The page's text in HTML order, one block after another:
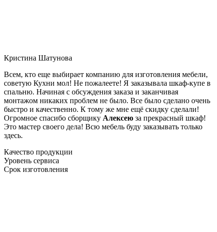
Кристина Шатунова
Всем, кто еще выбирает компанию для изготовления мебели,
советую Кухни мол! Не пожалеете! Я заказывала шкаф-купе в
спальню. Начиная с обсуждения заказа и заканчивая
монтажом никаких проблем не было. Все было сделано очень
быстро и качественно. К тому же мне ещё скидку сделали!
Огромное спасибо сборщику Алексею за прекрасный шкаф!
Это мастер своего дела! Всю мебель буду заказывать только
здесь.
Качество продукции
Уровень сервиса
Срок изготовления